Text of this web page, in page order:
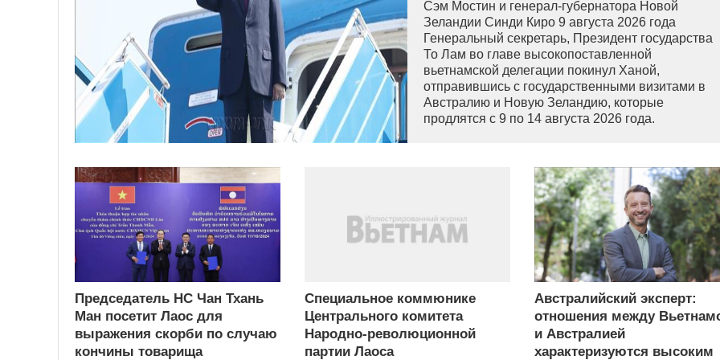
Сэм Мостин и генерал-губернатора Новой
Зеландии Синди Киро 9 августа 2026 года
Генеральный секретарь, Президент государства
То Лам во главе высокопоставленной
вьетнамской делегации покинул Ханой,
отправившись с государственными визитами в
Австралию и Новую Зеландию, которые
продлятся с 9 по 14 августа 2026 года.
Председатель НС Чан Тхань
Ман посетит Лаос для
выражения скорби по случаю
кончины товарища
Специальное коммюнике
Центрального комитета
Народно-революционной
партии Лаоса
Австралийский эксперт:
отношения между
и Австралией
характеризуются высоким